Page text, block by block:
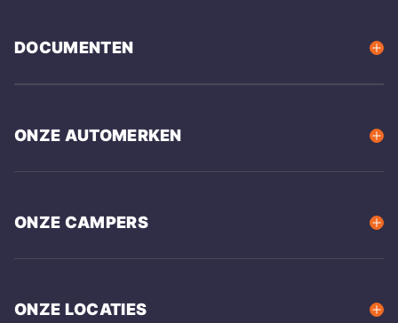
DOCUMENTEN
ONZE AUTOMERKEN
ONZE CAMPERS
ONZE LOCATIES